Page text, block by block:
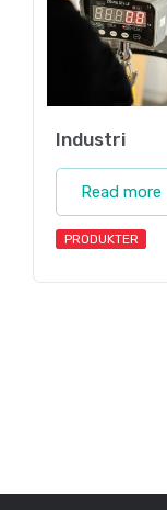
Industri
Read more
PRODUKTER